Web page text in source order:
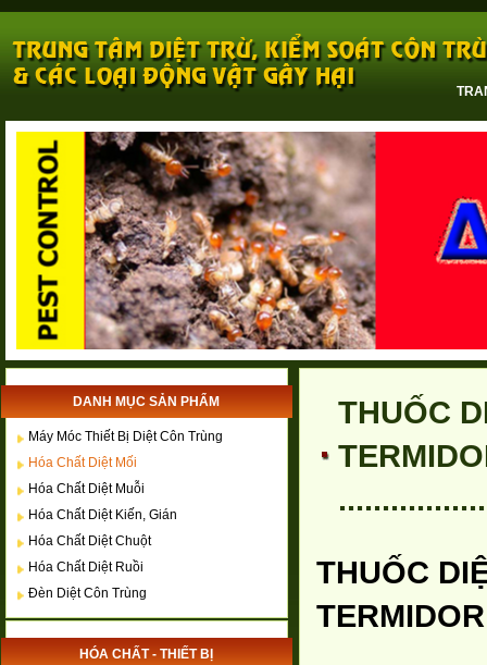
DANH MỤC SẢN PHẨM
Máy Móc Thiết Bị Diệt Côn Trùng
Hóa Chất Diệt Mối
Hóa Chất Diệt Muỗi
Hóa Chất Diệt Kiến, Gián
Hóa Chất Diệt Chuột
Hóa Chất Diệt Ruồi
Đèn Diệt Côn Trùng
HÓA CHẤT - THIẾT BỊ
THUỐC
THUỐC